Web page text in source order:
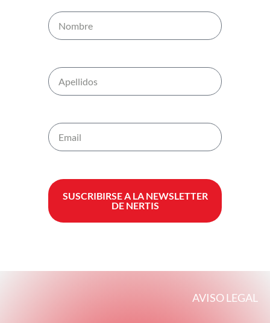
SUSCRIBIRSE A LA NEWSLETTER
DE NERTIS
AVISO LEGAL